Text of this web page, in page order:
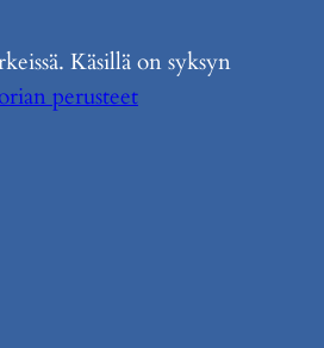
Käsillä on syksyn
perusteet